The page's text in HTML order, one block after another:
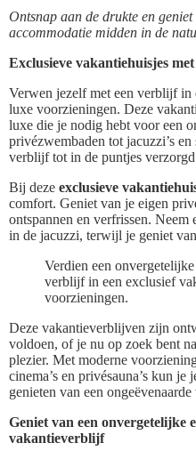
Ontsnap aan de drukte en
accommodatie midden in de
Exclusieve vakantiehuisjes
Verwen jezelf met een verblijf in
luxe voorzieningen. Deze
luxe die je nodig hebt voor een
privézwembaden tot jacuzzi’s
verblijf tot in de puntjes
Bij deze exclusieve
comfort. Geniet van je eigen
ontspannen en verfrissen.
in de jacuzzi, terwijl je geniet
Verdien een
verblijf in een exclusief
voorzieningen.
Deze vakantieverblijven zijn
voldoen, of je nu op zoek bent
plezier. Met moderne
cinema’s en privésauna’s kun
genieten van een
Geniet van een onvergetelijke
vakantieverblijf